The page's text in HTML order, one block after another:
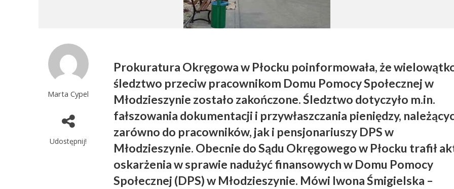
Marta Cypel
Udostępnij!
Prokuratura Okręgowa w Płocku poinformowała, że
śledztwo przeciw pracownikom Domu Pomocy Społecznej w
Młodzieszynie zostało zakończone. Śledztwo dotyczyło m.in.
fałszowania dokumentacji i przywłaszczania pieniędzy,
zarówno do pracowników, jak i pensjonariuszy DPS w
Młodzieszynie. Obecnie do Sądu Okręgowego w Płocku trafił
oskarżenia w sprawie nadużyć finansowych w Domu Pomocy
Społecznej (DPS) w Młodzieszynie. Mówi Iwona Śmigielska –